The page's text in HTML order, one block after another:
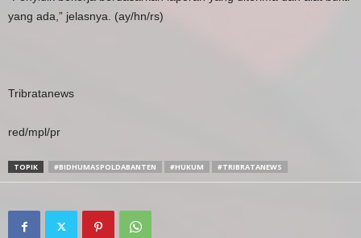
yang ada,” jelasnya. (ay/hn/rs)
Tribratanews
red/mpl/pr
TOPIK #BIDHUMASPOLDABANTEN #HUKUM #TRIBRATANEWS